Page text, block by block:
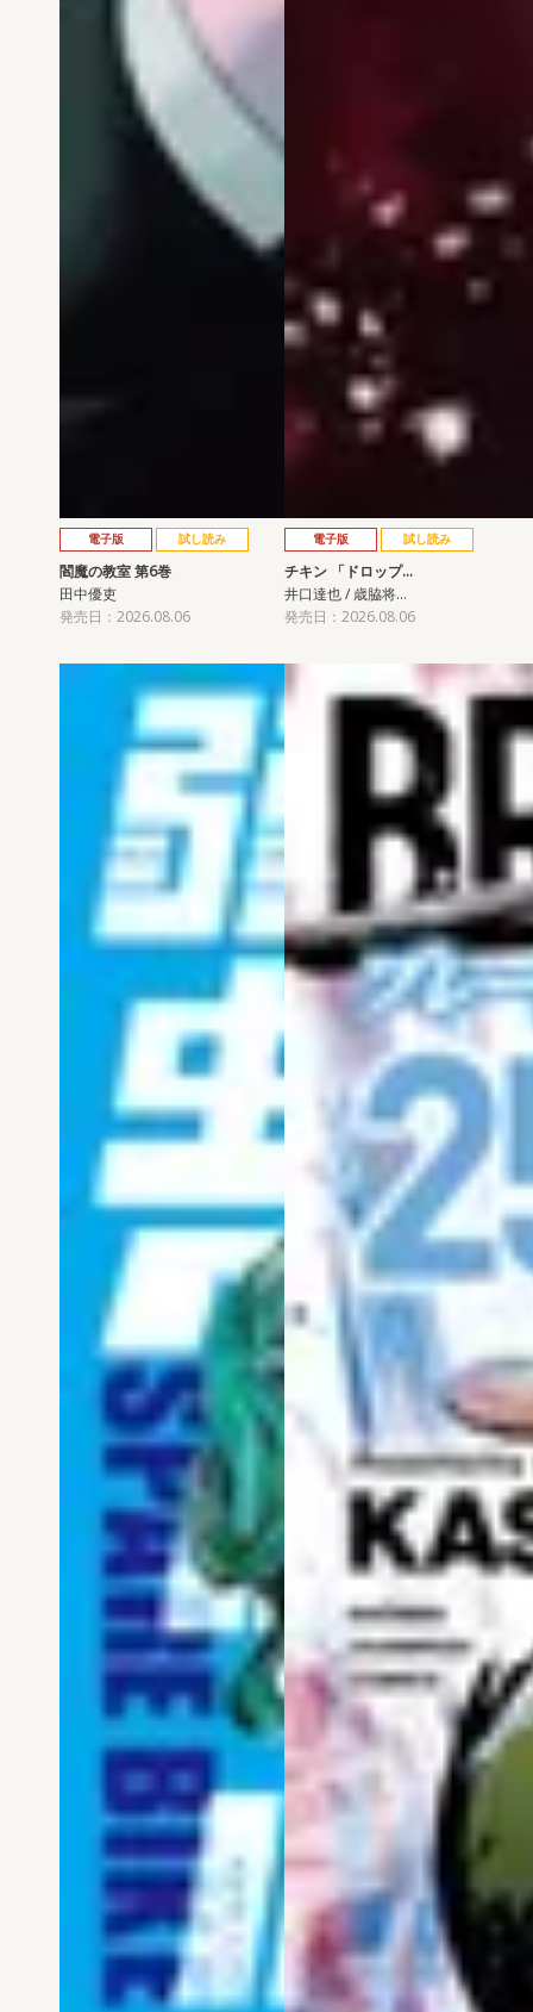
電子版 試し読み
閻魔の教室 第6巻
田中優吏
発売日：2026.08.06
電子版 試し読み
チキン 「ドロップ…
井口達也 / 歳脇将…
発売日：2026.08.06